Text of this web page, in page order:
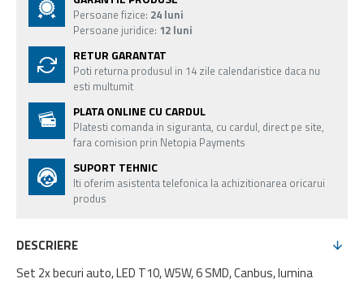
Persoane fizice: 24 luni
Persoane juridice: 12 luni
RETUR GARANTAT
Poti returna produsul in 14 zile calendaristice daca nu
esti multumit
PLATA ONLINE CU CARDUL
Platesti comanda in siguranta, cu cardul, direct pe site,
fara comision prin Netopia Payments
SUPORT TEHNIC
Iti oferim asistenta telefonica la achizitionarea oricarui
produs
DESCRIERE
Set 2x becuri auto, LED T10, W5W, 6 SMD, Canbus, lumina